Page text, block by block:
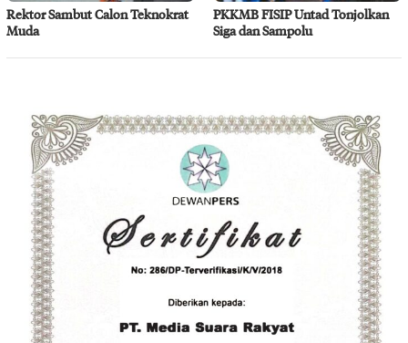
Rektor Sambut Calon Teknokrat
Muda
PKKMB FISIP Untad Tonjolkan
Siga dan Sampolu